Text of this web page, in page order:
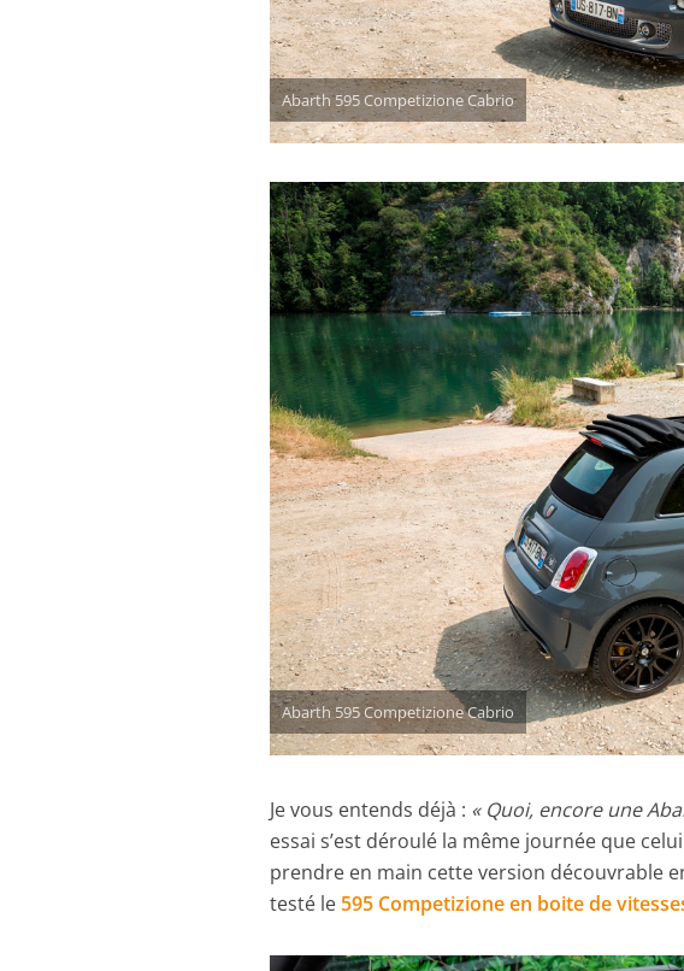
Abarth 595 Competizione Cabrio
Abarth 595 Competizione Cabrio
Je vous entends déjà : « Quoi, encore une
essai s’est déroulé la même journée que
prendre en main cette version découvrable
testé le595 Competizione en boite de